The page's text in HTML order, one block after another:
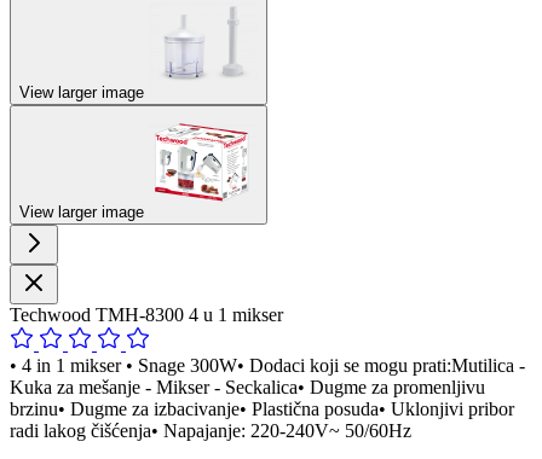
View larger image
View larger image
Techwood TMH-8300 4 u 1 mikser
• 4 in 1 mikser • Snage 300W• Dodaci koji se mogu prati:Mutilica -
Kuka za mešanje - Mikser - Seckalica• Dugme za promenljivu
brzinu• Dugme za izbacivanje• Plastična posuda• Uklonjivi pribor
radi lakog čišćenja• Napajanje: 220-240V~ 50/60Hz